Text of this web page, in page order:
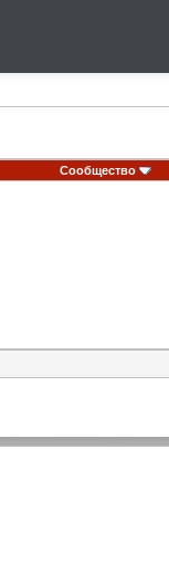
Сообщество